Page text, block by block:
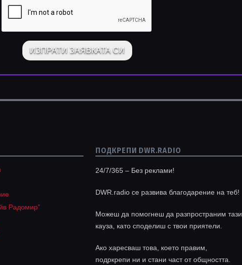
Радомир”
ПОДКРЕПИ DWR.RADIO
24/7/365 – Без реклами!
DWR.radio се развива благодарение на теб!
Можеш да помогнеш да разпространим тази
кауза, като споделиш с твои приятели.
Ако харесваш това, което правим,
подркрепи ни и стани част от общността.